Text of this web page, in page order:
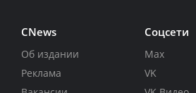
CNews
Об издании
Реклама
Соцсети
Max
VK